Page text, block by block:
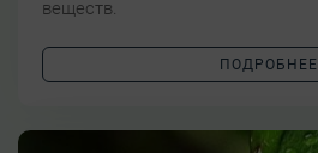
веществ.
ПОДРОБНЕЕ